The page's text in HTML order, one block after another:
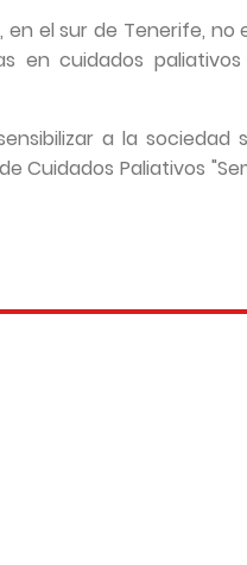
el sur de Tenerife, no
en cuidados
a la sociedad
Cuidados Paliativos